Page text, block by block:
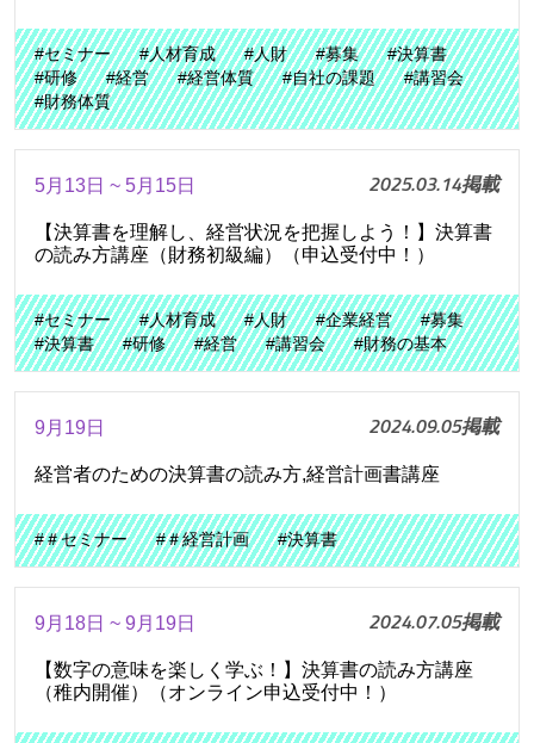
#セミナー #人材育成 #人財 #募集
#決算書
#研修
#経営 #経営体質 #自社の課題
#講習会
#財務体質
5月13日 ~ 5月15日 2025.03.14掲載
【決算書を理解し、経営状況を把握しよう！】決算書
の読み方講座（財務初級編）（申込受付中！）
#セミナー #人材育成 #人財 #企業経営
#募集
#決算書
#研修 #経営 #講習会 #財務の基本
9月19日 2024.09.05掲載
経営者のための決算書の読み方,経営計画書講座
#＃セミナー #＃経営計画 #決算書
9月18日 ~ 9月19日 2024.07.05掲載
【数字の意味を楽しく学ぶ！】決算書の読み方講座
（稚内開催）（オンライン申込受付中！）